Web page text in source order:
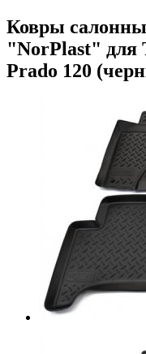
Ковры
"NorPlast" для
Prado 120